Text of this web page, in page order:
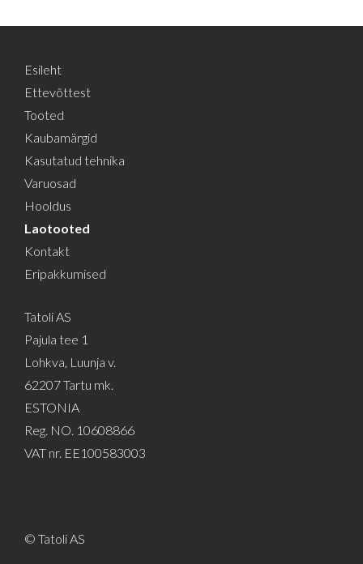
Esileht
Ettevõttest
Tooted
Kaubamärgid
Kasutatud tehnika
Varuosad
Hooldus
Laotooted
Kontakt
Eripakkumised
Tatoli AS
Pajula tee 1
Lohkva, Luunja v.
62207 Tartu mk.
ESTONIA
Reg. NO. 10608866
VAT nr. EE100583003
© Tatoli AS